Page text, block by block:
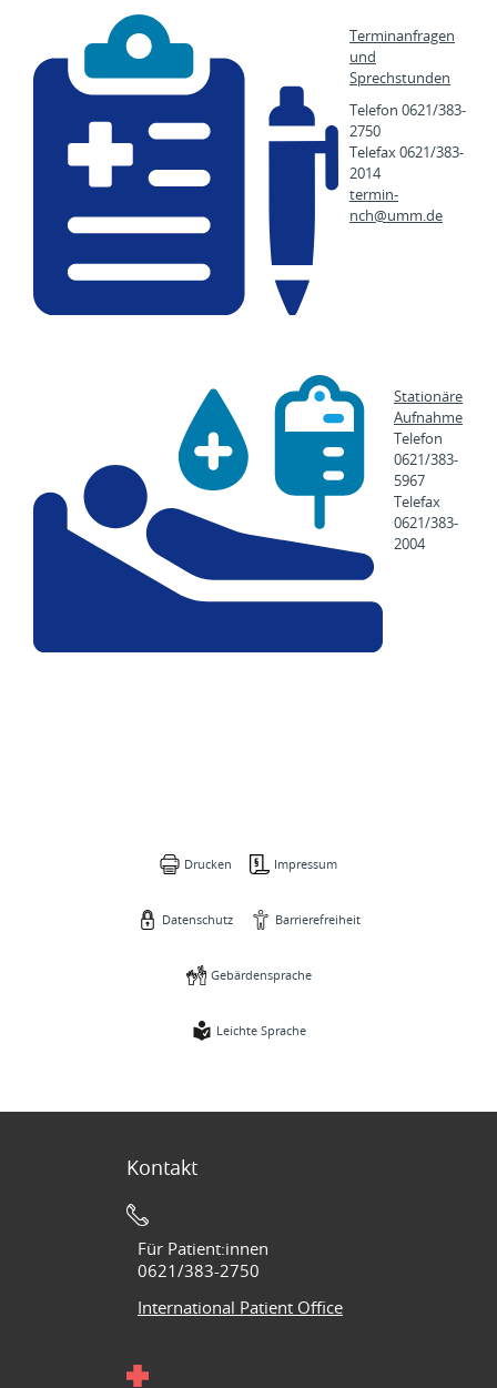
Terminanfragen
und
Sprechstunden
Telefon 0621/383-
2750
Telefax 0621/383-
2014
termin-
nch@umm.de
Stationäre
Aufnahme
Telefon
0621/383-
5967
Telefax
0621/383-
2004
Drucken Impressum
Datenschutz Barrierefreiheit
Gebärdensprache
Leichte Sprache
Kontakt
Für Patient:innen
0621/383-2750
International Patient Office